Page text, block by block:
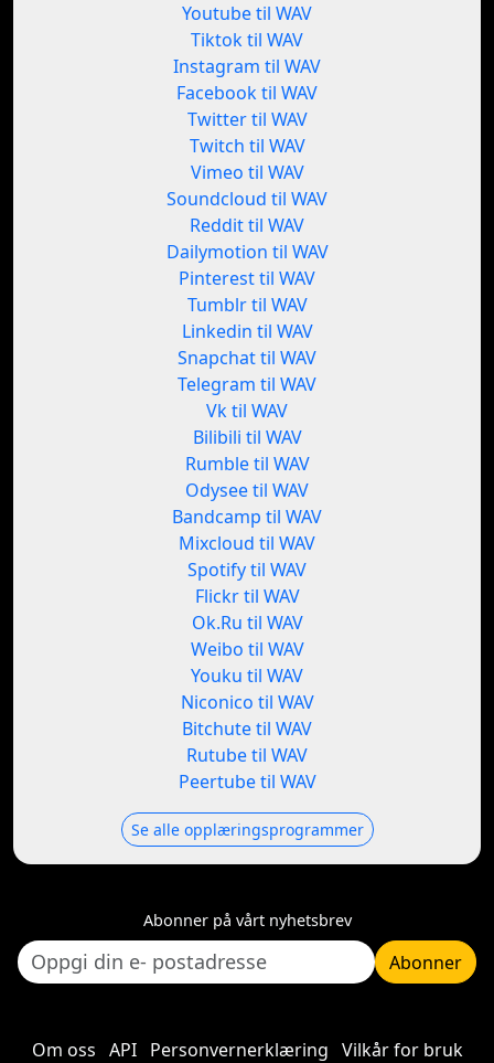
Youtube til WAV
Tiktok til WAV
Instagram til WAV
Facebook til WAV
Twitter til WAV
Twitch til WAV
Vimeo til WAV
Soundcloud til WAV
Reddit til WAV
Dailymotion til WAV
Pinterest til WAV
Tumblr til WAV
Linkedin til WAV
Snapchat til WAV
Telegram til WAV
Vk til WAV
Bilibili til WAV
Rumble til WAV
Odysee til WAV
Bandcamp til WAV
Mixcloud til WAV
Spotify til WAV
Flickr til WAV
Ok.Ru til WAV
Weibo til WAV
Youku til WAV
Niconico til WAV
Bitchute til WAV
Rutube til WAV
Peertube til WAV
Se alle opplæringsprogrammer
Abonner på vårt nyhetsbrev
Abonner
Om oss API Personvernerklæring Vilkår for bruk